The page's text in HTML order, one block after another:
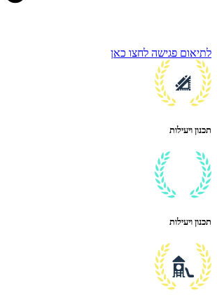
לתיאום פגישה לחצו כאן
תכנון ויעילות
תכנון ויעילות